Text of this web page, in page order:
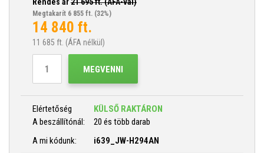
Megtakarít 6 855 ft. (32%)
14 840 ft.
11 685 ft. (ÁFA nélkül)
MEGVENNI
Elértetőség
KÜLSŐ RAKTÁRON
A beszállítónál:
20 és több darab
A mi kódunk:
i639_JW-H294AN